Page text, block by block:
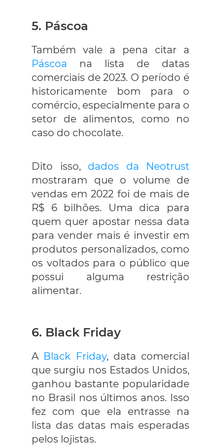
5. Páscoa
Também vale a pena citar a
Páscoa na lista de datas
comerciais de 2023. O período é
historicamente bom para o
comércio, especialmente para o
setor de alimentos, como no
caso do chocolate.
Dito isso, dados da Neotrust
mostraram que o volume de
vendas em 2022 foi de mais de
R$ 6 bilhões. Uma dica para
quem quer apostar nessa data
para vender mais é investir em
produtos personalizados, como
os voltados para o público que
possui alguma restrição
alimentar.
6. Black Friday
A Black Friday, data comercial
que surgiu nos Estados Unidos,
ganhou bastante popularidade
no Brasil nos últimos anos. Isso
fez com que ela entrasse na
lista das datas mais esperadas
pelos lojistas.